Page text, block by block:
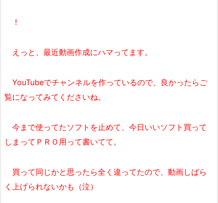
！
えっと、最近動画作成にハマってます。
YouTubeでチャンネルを作っているので、良かったらご
覧になってみてくださいね。
今まで使ってたソフトを止めて、今日いいソフト買って
しまってＰＲＯ用って書いてて。
買って同じかと思ったら全く違ってたので、動画しばら
く上げられないかも（泣）